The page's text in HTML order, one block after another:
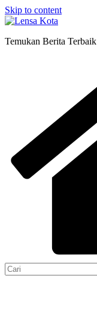
Skip to content
Temukan Berita Terbaik